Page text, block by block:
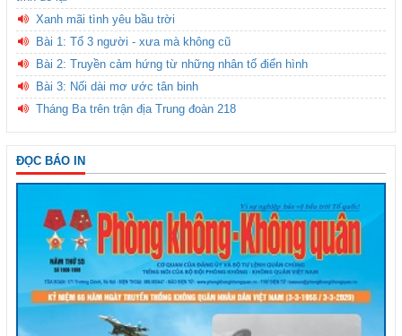
Xanh mãi tình yêu bầu trời
Bài 1: Tổ 3 người - xưa mà không cũ
Bài 2: Truyền cảm hứng từ những nhân tố điển hình
Bài 3: Nối dài mơ ước tân binh
Tháng Ba trên trận địa Trung đoàn 218
ĐỌC BÁO IN